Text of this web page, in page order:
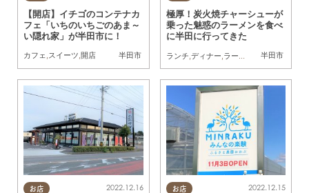
半田市
【開店】イチゴのコンテナカ
フェ「いちのいちごのあま～
い隠れ家」が半田市に！
カフェ,スイーツ,開店 半田市
極厚！炭火焼チャーシューが
乗った魅惑のラーメンを食べ
に半田に行ってきた
ランチ,ディナー,ラーメン 開店
お店 2022.12.16 お店 2022.12.15